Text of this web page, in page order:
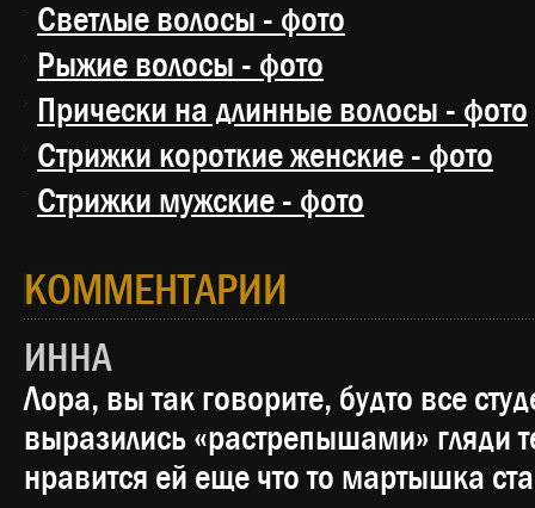
Светлые волосы - фото
Рыжие волосы - фото
Прически на длинные волосы - фото
Стрижки короткие женские - фото
Стрижки мужские - фото
КОММЕНТАРИИ
ИННА
Лора, вы так говорите, будто все
выразились «растрепышами» гляди
нравится ей еще что то мартышка